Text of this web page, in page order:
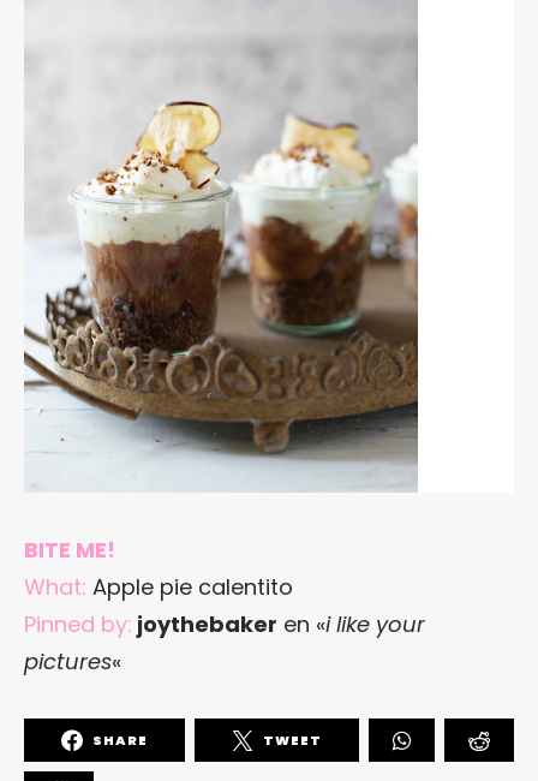
BITE ME!
What: Apple pie calentito
Pinned by: joythebaker en «i like your
pictures«
SHARE TWEET